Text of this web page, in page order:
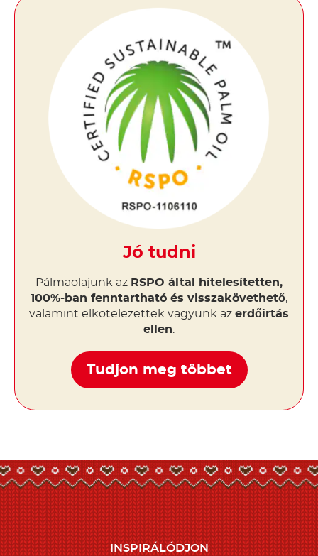
Jó tudni
Pálmaolajunk az RSPO által hitelesítetten,
100%-ban fenntartható és visszakövethető,
valamint elkötelezettek vagyunk az erdőirtás
ellen
Tudjon meg többet
INSPIRÁLÓDJON